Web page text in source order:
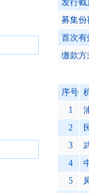
发行截
募集份
首次有
缴款方
序号
1
2
3
4
5